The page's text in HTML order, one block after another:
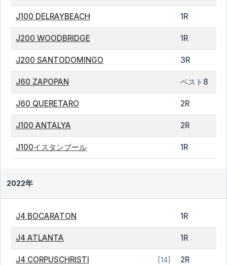
J100 DELRAYBEACH 1R
J200 WOODBRIDGE 1R
J200 SANTODOMINGO 3R
J60 ZAPOPAN ベスト8
J60 QUERETARO 2R
J100 ANTALYA 2R
J100イスタンブール 1R
2022年
J4 BOCARATON 1R
J4 ATLANTA 1R
J4 CORPUSCHRISTI [14] 2R